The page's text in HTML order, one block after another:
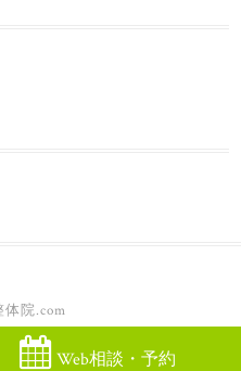
Web相談・予約
体院.com